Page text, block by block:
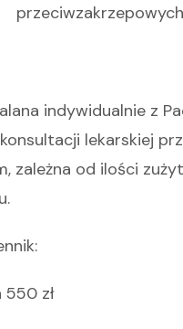
indywidualnie z
lekarskiej
zależna od ilości
550 zł